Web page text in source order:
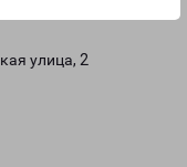
улица, 2